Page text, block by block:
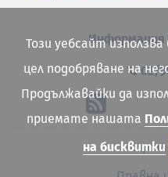
Информация
02/
Този уебсайт
цел подобряване на
Продължавайки да
приемате нашата
на бисквитки